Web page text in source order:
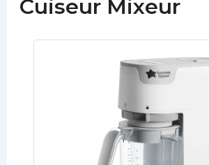
Cuiseur Mixeur